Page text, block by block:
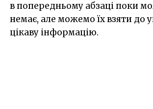
в попередньому абзаці поки
немає, але можемо їх взяти до
цікаву інформацію.